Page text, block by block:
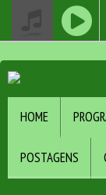
HOME
POSTAGENS